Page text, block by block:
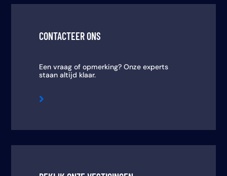
CONTACTEER ONS
Een vraag of opmerking? Onze experts
staan altijd klaar.
